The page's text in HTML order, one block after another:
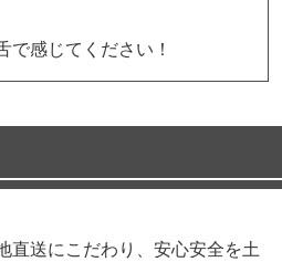
感じてください！
直送にこだわり、安心安全を土